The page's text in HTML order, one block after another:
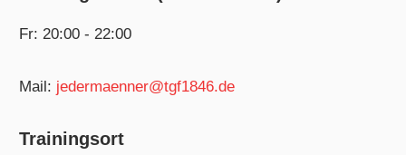
Fr: 20:00 - 22:00
Mail: jedermaenner@tgf1846.de
Trainingsort